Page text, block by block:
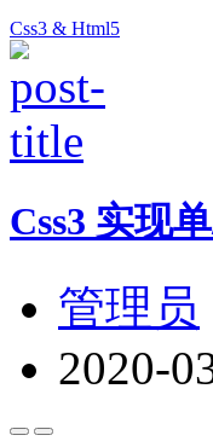
Css3 & Html5
Css3 实现
管理员
2020-